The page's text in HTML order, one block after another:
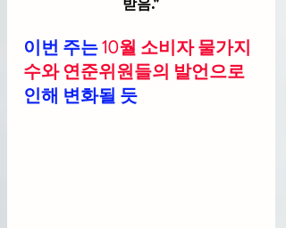
이번 주는 10월 소비자 물가지
수와 연준위원들의 발언으로
인해 변화될 듯